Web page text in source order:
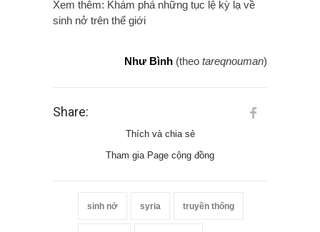
Xem thêm: Khám phá những tục lệ kỳ lạ về
sinh nở trên thế giới
Như Bình (theo tareqnouman)
Share:
Thích và chia sẻ
Tham gia Page cộng đồng
sinh nở syria truyền thống